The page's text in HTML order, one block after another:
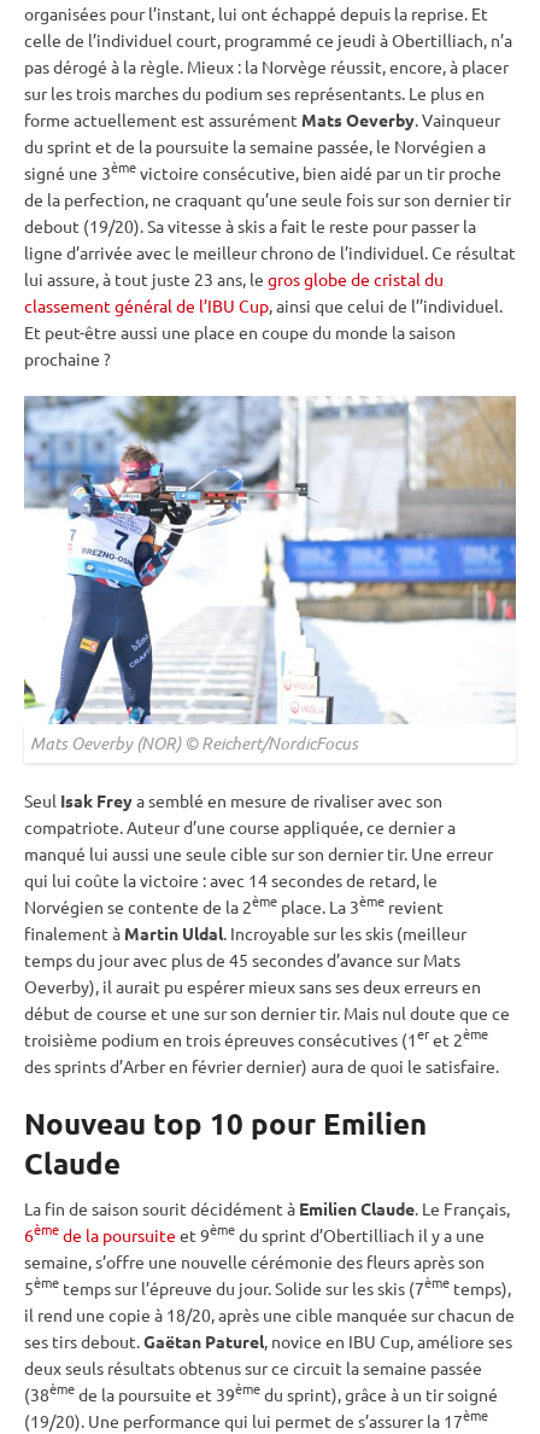
organisées pour l’instant, lui ont échappé depuis la reprise. Et
celle de l’individuel court, programmé ce jeudi à Obertilliach, n’a
pas dérogé à la règle. Mieux : la Norvège réussit, encore, à placer
sur les trois marches du podium ses représentants. Le plus en
forme actuellement est assurément Mats Oeverby. Vainqueur
du sprint et de la poursuite la semaine passée, le Norvégien a
signé une 3èmevictoire consécutive, bien aidé par un tir proche
de la perfection, ne craquant qu’une seule fois sur son dernier tir
debout (19/20). Sa vitesse à skis a fait le reste pour passer la
ligne d’arrivée avec le meilleur chrono de l’individuel. Ce résultat
lui assure, à tout juste 23 ans, le gros globe de cristal du
classement général de l’IBU Cup, ainsi que celui de l’’individuel.
Et peut-être aussi une place en coupe du monde la saison
prochaine ?
Mats Oeverby (NOR) © Reichert/NordicFocus
Seul Isak Freya semblé en mesure de rivaliser avec son
compatriote. Auteur d’une course appliquée, ce dernier a
manqué lui aussi une seule cible sur son dernier tir. Une erreur
qui lui coûte la victoire : avec 14 secondes de retard, le
Norvégien se contente de la 2ème place. La 3ème revient
finalement à Martin Uldal. Incroyable sur les skis (meilleur
temps du jour avec plus de 45 secondes d’avance sur Mats
Oeverby), il aurait pu espérer mieux sans ses deux erreurs en
début de course et une sur son dernier tir. Mais nul doute que ce
troisième podium en trois épreuves consécutives (1eret 2ème
des sprints d’Arber en février dernier) aura de quoi le satisfaire.
Nouveau top 10 pour Emilien
Claude
La fin de saison sourit décidément à Emilien Claude. Le Français,
6èmede la poursuite et 9èmedu sprint d’Obertilliach il y a une
semaine, s’offre une nouvelle cérémonie des fleurs après son
5ème temps sur l’épreuve du jour. Solide sur les skis (7ème temps),
il rend une copie à 18/20, après une cible manquée sur chacun de
ses tirsdebout.Gaëtan Paturel, novice en IBU Cup, améliore ses
deux seuls résultats obtenus sur ce circuit la semaine passée
(38èmede la poursuite et 39èmedu sprint), grâce à un tir soigné
(19/20). Une performance qui lui permet de s’assurer la 17ème